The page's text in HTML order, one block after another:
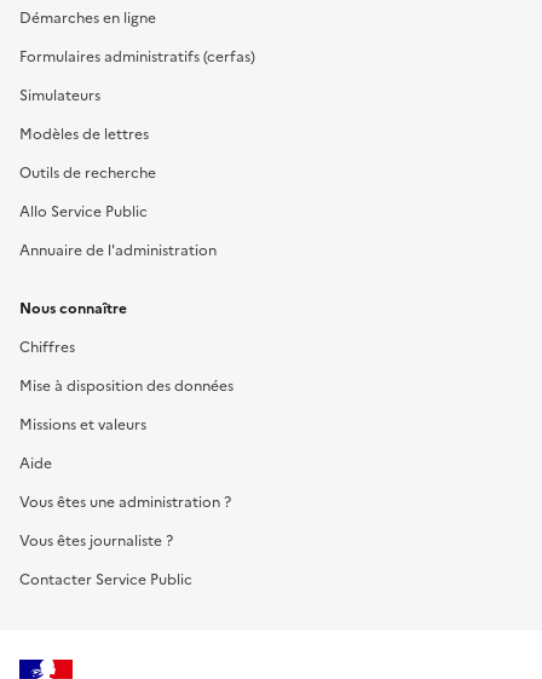
Démarches en ligne
Formulaires administratifs (cerfas)
Simulateurs
Modèles de lettres
Outils de recherche
Allo Service Public
Annuaire de l'administration
Nous connaître
Chiffres
Mise à disposition des données
Missions et valeurs
Aide
Vous êtes une administration ?
Vous êtes journaliste ?
Contacter Service Public